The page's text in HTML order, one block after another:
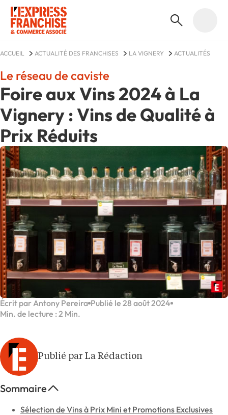
ACCUEIL ACTUALITÉ DES FRANCHISES LA VIGNERY ACTUALITÉS
Foire aux Vins 2024 à La
Vignery : Vins de Qualité à
Prix Réduits
Le réseau de caviste
Écrit par Antony Pereira Publié le 28 août 2024
Min. de lecture : 2 Min.
Publié par La Rédaction
Sommaire
Sélection de Vins à Prix Mini et Promotions Exclusives